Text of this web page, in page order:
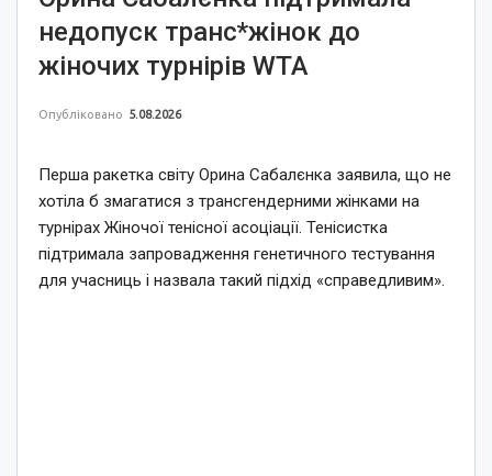
недопуск транс*жінок до
жіночих турнірів WTA
Опубліковано 5.08.2026
Перша ракетка світу Орина Сабалєнка заявила, що не
хотіла б змагатися з трансгендерними жінками на
турнірах Жіночої тенісної асоціації. Тенісистка
підтримала запровадження генетичного тестування
для учасниць і назвала такий підхід «справедливим».